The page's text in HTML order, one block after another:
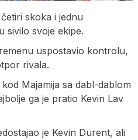
skoka i jednu
sivilo svoje ekipe.
uspostavio kontrolu,
rivala.
Majamija sa dabl-dablom
ga je pratio Kevin Lav
je Kevin Durent, ali